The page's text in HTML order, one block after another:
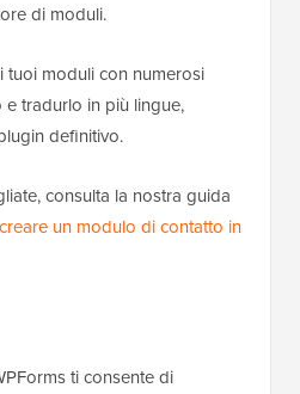
di moduli.
tuoi moduli con numerosi
tradurlo in più lingue,
definitivo.
consulta la nostra guida
un modulo di contatto in
ti consente di